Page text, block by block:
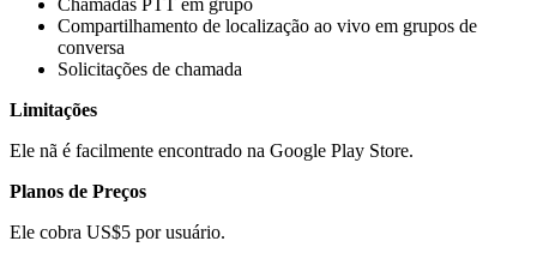
Chamadas PTT em grupo
Compartilhamento de localização ao vivo em grupos de
conversa
Solicitações de chamada
Limitações
Ele nã é facilmente encontrado na Google Play Store.
Planos de Preços
Ele cobra US$5 por usuário.